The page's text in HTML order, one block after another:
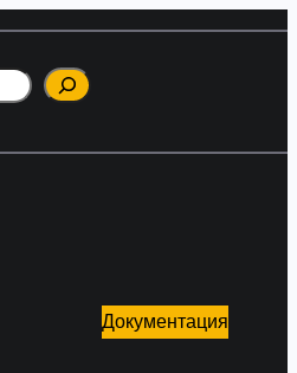
Документация